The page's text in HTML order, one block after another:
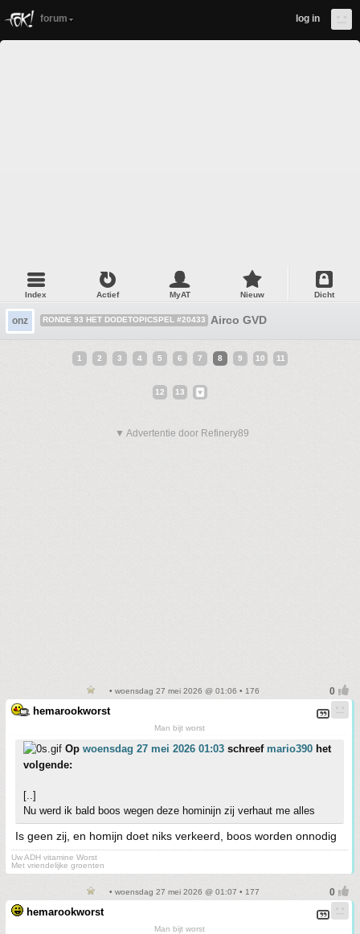
forum log in
Index Actief MyAT Nieuw Dicht
onz RONDE 93 HET DODETOPICSPEL #20433 Airco GVD
1 2 3 4 5 6 7 8 9 10 11
12 13
▼ Advertentie door Refinery89
• woensdag 27 mei 2026 @ 01:06 • 176
hemarookworst
Man bijt worst
Op woensdag 27 mei 2026 01:03 schreef mario390 het
volgende:
[..]
Nu werd ik bald boos wegen deze hominijn zij verhaut me alles
Is geen zij, en homijn doet niks verkeerd, boos worden onnodig
Uw ADH vitamine Worst
Met vriendelijke groenten
• woensdag 27 mei 2026 @ 01:07 • 177
hemarookworst
Man bijt worst